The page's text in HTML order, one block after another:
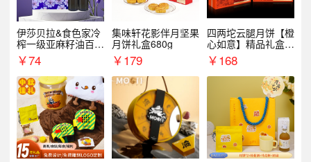
伊莎贝拉&食色家冷
榨一级亚麻籽油百紫
千红500ml*2礼盒
￥74
集味轩花影伴月坚果
月饼礼盒680g
￥179
四两坨云腿月饼【橙
心如意】精品礼盒4
50g/盒
￥168